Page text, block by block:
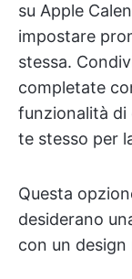
su Apple
impostare
stessa.
completate
funzionalità di
te stesso per
Questa
desiderano
con un design